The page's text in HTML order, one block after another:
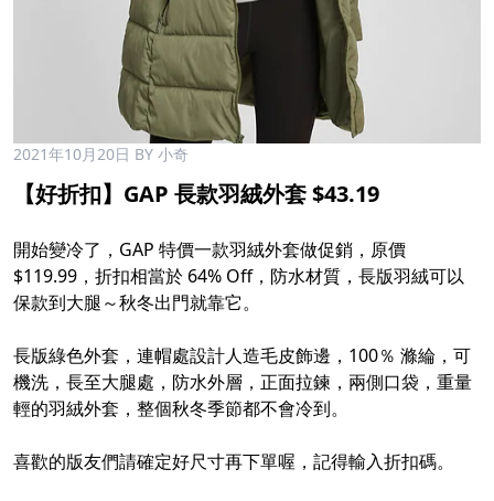
2021年10月20日 BY 小奇
【好折扣】GAP 長款羽絨外套 $43.19
開始變冷了，GAP 特價一款羽絨外套做促銷，原價
$119.99，折扣相當於 64% Off，防水材質，長版羽絨可以
保款到大腿～秋冬出門就靠它。
長版綠色外套，連帽處設計人造毛皮飾邊，100％ 滌綸，可
機洗，長至大腿處，防水外層，正面拉鍊，兩側口袋，重量
輕的羽絨外套，整個秋冬季節都不會冷到。
喜歡的版友們請確定好尺寸再下單喔，記得輸入折扣碼。